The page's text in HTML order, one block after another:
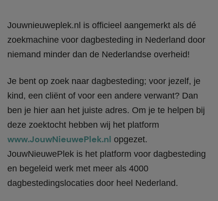
Jouwnieuweplek.nl is officieel aangemerkt als dé
zoekmachine voor dagbesteding in Nederland door
niemand minder dan de Nederlandse overheid!
Je bent op zoek naar dagbesteding; voor jezelf, je
kind, een cliënt of voor een andere verwant? Dan
ben je hier aan het juiste adres. Om je te helpen bij
deze zoektocht hebben wij het platform
www.JouwNieuwePlek.nl opgezet.
JouwNieuwePlek is het platform voor dagbesteding
en begeleid werk met meer als 4000
dagbestedingslocaties door heel Nederland.